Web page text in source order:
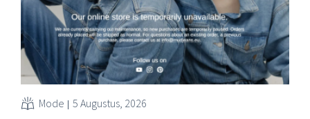
Mode 5 Augustus, 2026